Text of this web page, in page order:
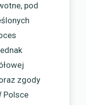
pod
zgody
Polsce